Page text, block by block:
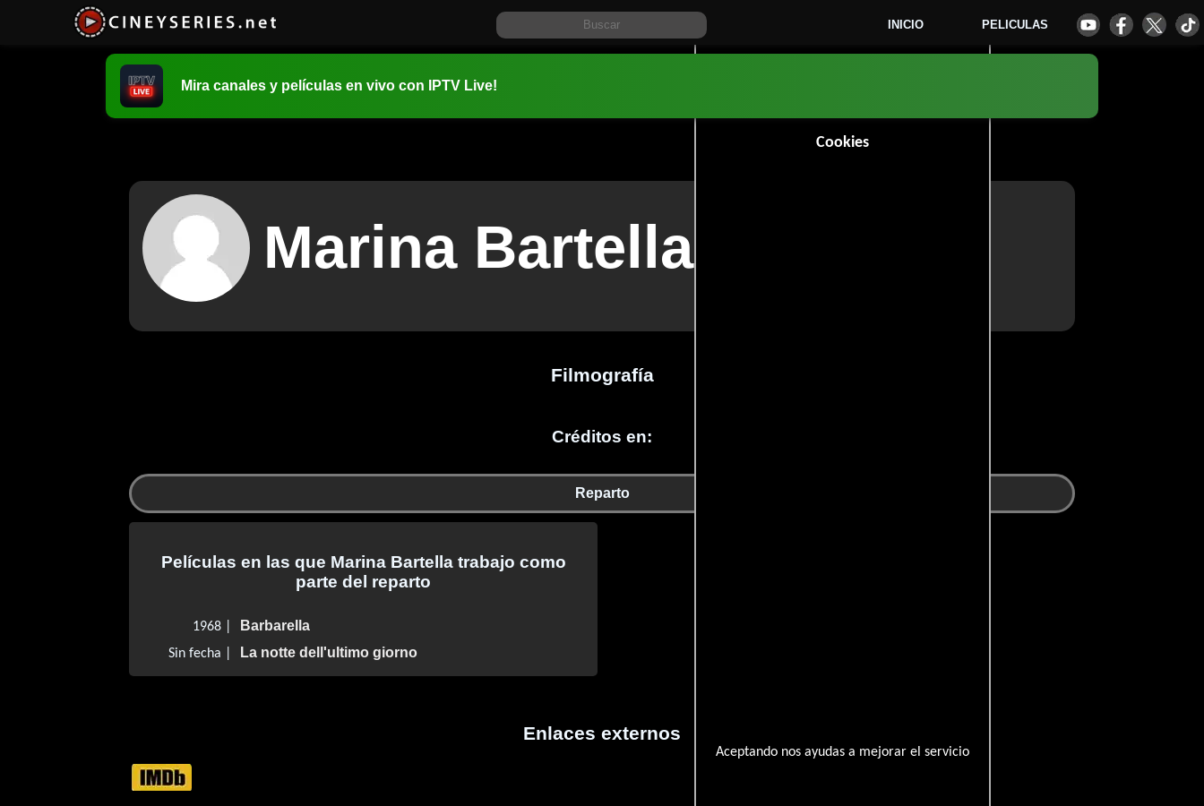
INICIO PELICULAS
Cookies
Aceptando nos ayudas a mejorar el servicio
Mira canales y películas en vivo con IPTV Live!
Marina Bartella
Filmografía
Créditos en:
Reparto
Películas en las que Marina Bartella trabajo como
parte del reparto
1968 | Barbarella
Sin fecha | La notte dell'ultimo giorno
Enlaces externos